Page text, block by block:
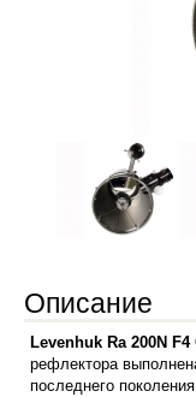
Описание
Levenhuk Ra 200N F4
рефлектора
последнего